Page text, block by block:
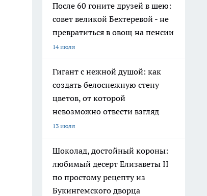
После 60 гоните друзей в шею:
совет великой Бехтеревой - не
превратиться в овощ на пенсии
14 июля
Гигант с нежной душой: как
создать белоснежную стену
цветов, от которой
невозможно отвести взгляд
13 июля
Шоколад, достойный короны:
любимый десерт Елизаветы II
по простому рецепту из
Букингемского дворца